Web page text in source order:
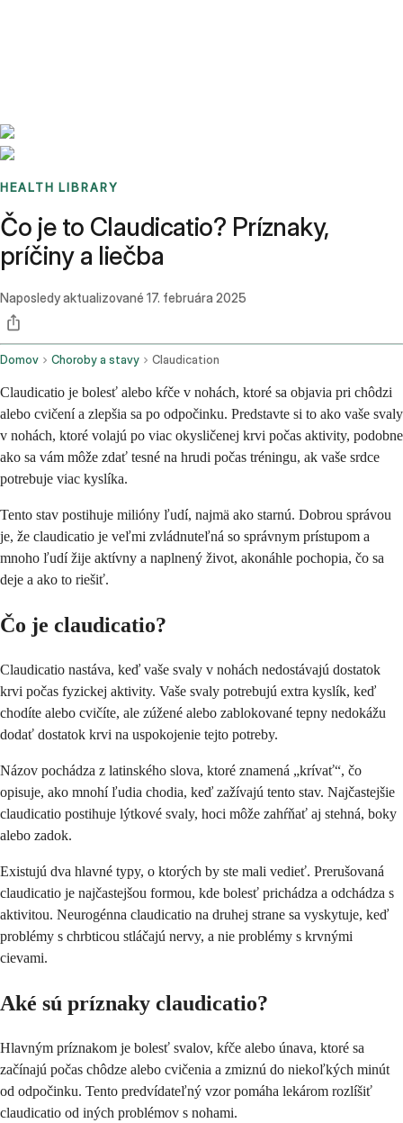
HEALTH LIBRARY
Čo je to Claudicatio? Príznaky,
príčiny a liečba
Naposledy aktualizované 17. februára 2025
Domov Choroby a stavy Claudication
Claudicatio je bolesť alebo kŕče v nohách, ktoré sa objavia pri chôdzi
alebo cvičení a zlepšia sa po odpočinku. Predstavte si to ako vaše svaly
v nohách, ktoré volajú po viac okysličenej krvi počas aktivity, podobne
ako sa vám môže zdať tesné na hrudi počas tréningu, ak vaše srdce
potrebuje viac kyslíka.
Tento stav postihuje milióny ľudí, najmä ako starnú. Dobrou správou
je, že claudicatio je veľmi zvládnuteľná so správnym prístupom a
mnoho ľudí žije aktívny a naplnený život, akonáhle pochopia, čo sa
deje a ako to riešiť.
Čo je claudicatio?
Claudicatio nastáva, keď vaše svaly v nohách nedostávajú dostatok
krvi počas fyzickej aktivity. Vaše svaly potrebujú extra kyslík, keď
chodíte alebo cvičíte, ale zúžené alebo zablokované tepny nedokážu
dodať dostatok krvi na uspokojenie tejto potreby.
Názov pochádza z latinského slova, ktoré znamená „krívať“, čo
opisuje, ako mnohí ľudia chodia, keď zažívajú tento stav. Najčastejšie
claudicatio postihuje lýtkové svaly, hoci môže zahŕňať aj stehná, boky
alebo zadok.
Existujú dva hlavné typy, o ktorých by ste mali vedieť. Prerušovaná
claudicatio je najčastejšou formou, kde bolesť prichádza a odchádza s
aktivitou. Neurogénna claudicatio na druhej strane sa vyskytuje, keď
problémy s chrbticou stláčajú nervy, a nie problémy s krvnými
cievami.
Aké sú príznaky claudicatio?
Hlavným príznakom je bolesť svalov, kŕče alebo únava, ktoré sa
začínajú počas chôdze alebo cvičenia a zmiznú do niekoľkých minút
od odpočinku. Tento predvídateľný vzor pomáha lekárom rozlíšiť
claudicatio od iných problémov s nohami.